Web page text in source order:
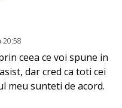
20:58
ceea ce voi spune in
dar cred ca toti cei
meu sunteti de acord.